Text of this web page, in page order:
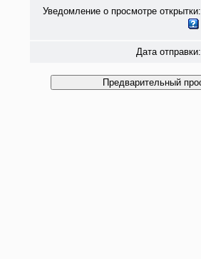
Уведомление о просмотре открытки:
Дата отправки: